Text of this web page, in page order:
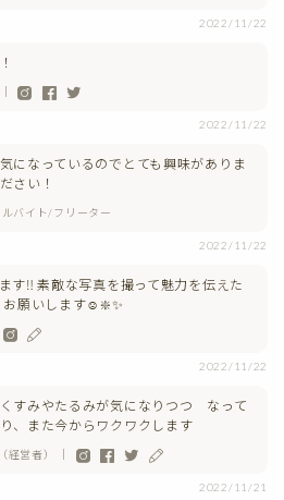
2022/11/22
2022/11/22
になっているのでとても興味がありま
さい！
バイト/フリーター
2022/11/22
す‼️ 素敵な写真を撮って魅力を伝えた
お願いします☺️❇️✨
2022/11/22
すみやたるみが気になりつつ なって
、また今からワクワクします
経営者） ｜
2022/11/21